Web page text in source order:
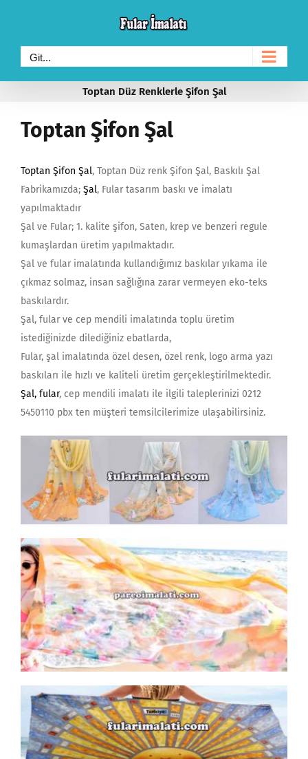
content
Git...
Toptan Düz Renklerle Şifon Şal
Toptan Şifon Şal
Toptan Şifon Şal, Toptan Düz renk Şifon Şal, Baskılı Şal
Fabrikamızda; Şal, Fular tasarım baskı ve imalatı
yapılmaktadır
Şal ve Fular; 1. kalite şifon, Saten, krep ve benzeri regule
kumaşlardan üretim yapılmaktadır.
Şal ve fular imalatında kullandığımız baskılar yıkama ile
çıkmaz solmaz, insan sağlığına zarar vermeyen eko-teks
baskılardır.
Şal, fular ve cep mendili imalatında toplu üretim
istediğinizde dilediğiniz ebatlarda,
Fular, şal imalatında özel desen, özel renk, logo arma yazı
baskıları ile hızlı ve kaliteli üretim gerçekleştirilmektedir.
Şal, fular, cep mendili imalatı ile ilgili taleplerinizi 0212
5450110 pbx ten müşteri temsilcilerimize ulaşabilirsiniz.